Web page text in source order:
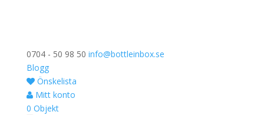
0704 - 50 98 50 info@bottleinbox.se
Blogg
Önskelista
Mitt konto
0 Objekt